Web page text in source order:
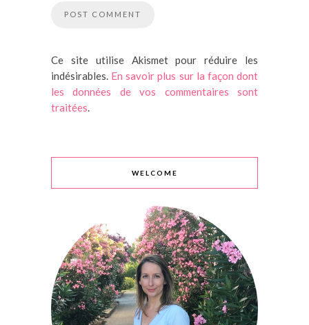
Ce site utilise Akismet pour réduire les
indésirables. En savoir plus sur la façon dont
les données de vos commentaires sont
traitées.
WELCOME